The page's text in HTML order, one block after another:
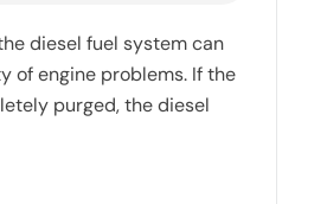
diesel fuel system can
of engine problems. If the
purged, the diesel